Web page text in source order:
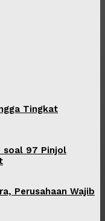
Tingkat
soal 97 Pinjol
Perusahaan Wajib